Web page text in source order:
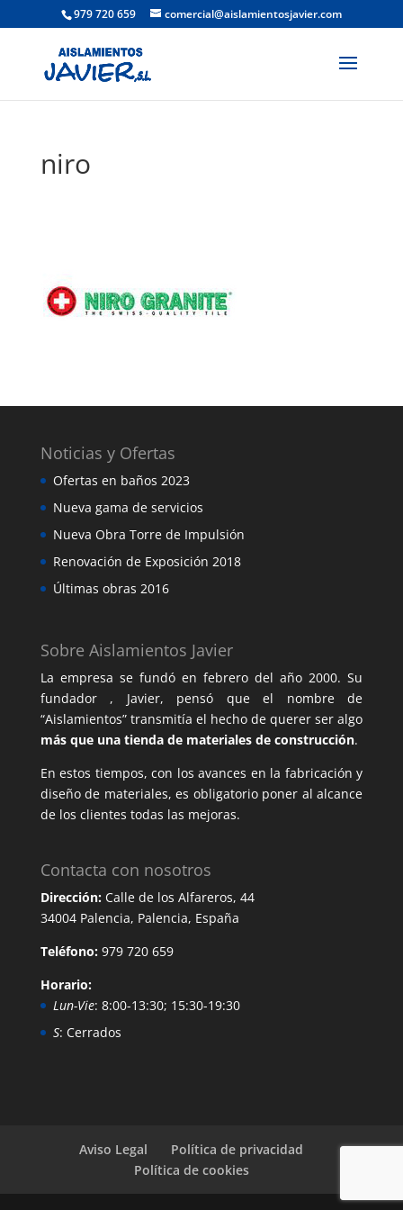
979 720 659 comercial@aislamientosjavier.com
niro
Noticias y Ofertas
Ofertas en baños 2023
Nueva gama de servicios
Nueva Obra Torre de Impulsión
Renovación de Exposición 2018
Últimas obras 2016
Sobre Aislamientos Javier
La empresa se fundó en febrero del año 2000. Su
fundador , Javier, pensó que el nombre de
“Aislamientos” transmitía el hecho de querer ser algo
más que una tienda de materiales de construcción.
En estos tiempos, con los avances en la fabricación y
diseño de materiales, es obligatorio poner al alcance
de los clientes todas las mejoras.
Contacta con nosotros
Dirección:Calle de los Alfareros, 44
34004 Palencia, Palencia, España
Teléfono:979 720 659
Horario:
Lun-Vie: 8:00-13:30; 15:30-19:30
S: Cerrados
Aviso Legal
Política de privacidad
Política de cookies